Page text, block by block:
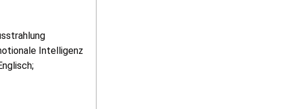
Intelligenz